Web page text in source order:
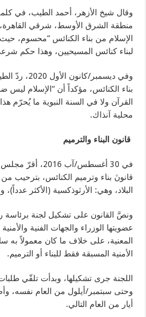
وقال شيخ الأزهر، أحمد الطيب، في كلمة
الإسلام من بناء الكنائس “محسوم،
لبناء كنائس المسيحيين، وهذا حكم
وفي ديسمبر/
بناء الكنائس، مؤكداً أن “الإسلام ليس
القرآن ولا في السنة النبوية ما يُحرّم
محلية آنذاك.
قانون البناء والترميم
في 30 أغسطس/آب
قانونَ بناء وترميم الكنائس، بترحيب
البلاد، وهي: الأرثوذكسية (الأكثر عدداً)،
ونصَّ القانون على تشكيل لجنة
عضويتها الوزراء والجهات الفنية
المعنية، على خلاف ما كان معمولاً به
الأمنية المسبقة فقط للبناء أو الترميم.
وحتى سبتمبر/أيلول من العام نفسه،
أيار من العام التالي.